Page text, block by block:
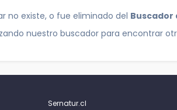
no existe, o fue eliminado del Buscador
nuestro buscador para encontrar
Sernatur.cl